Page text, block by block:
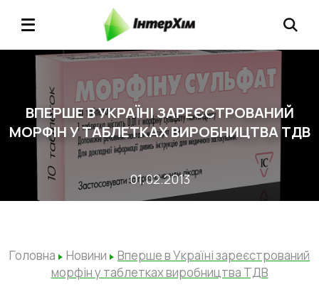
ВПЕРШЕ В УКРАЇНІ ЗАРЕЄСТРОВАНИЙ
МОРФІН У ТАБЛЕТКАХ ВИРОБНИЦТВА ТДВ
01.02.2013
Головна Новини
Вперше в Україні зареєстрований
морфін у таблетках виробництва ТДВ